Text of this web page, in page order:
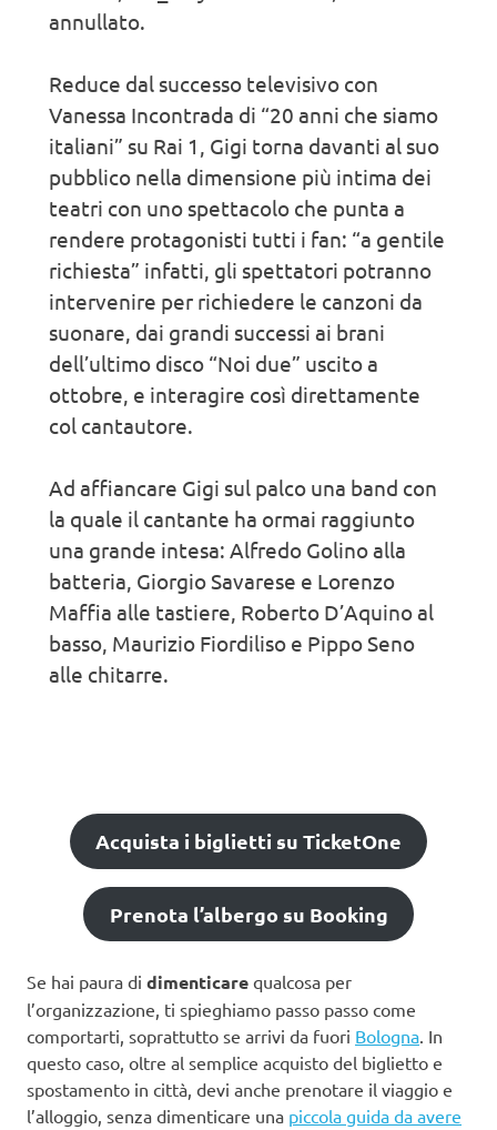
annullato.
Reduce dal successo televisivo con
Vanessa Incontrada di “20 anni che siamo
italiani” su Rai 1, Gigi torna davanti al suo
pubblico nella dimensione più intima dei
teatri con uno spettacolo che punta a
rendere protagonisti tutti i fan: “a gentile
richiesta” infatti, gli spettatori potranno
intervenire per richiedere le canzoni da
suonare, dai grandi successi ai brani
dell’ultimo disco “Noi due” uscito a
ottobre, e interagire così direttamente
col cantautore.
Ad affiancare Gigi sul palco una band con
la quale il cantante ha ormai raggiunto
una grande intesa: Alfredo Golino alla
batteria, Giorgio Savarese e Lorenzo
Maffia alle tastiere, Roberto D’Aquino al
basso, Maurizio Fiordiliso e Pippo Seno
alle chitarre.
Acquista i biglietti su TicketOne
Prenota l’albergo su Booking
Se hai paura di dimenticare qualcosa per
l’organizzazione, ti spieghiamo passo passo come
comportarti, soprattutto se arrivi da fuori Bologna. In
questo caso, oltre al semplice acquisto del biglietto e
spostamento in città, devi anche prenotare il viaggio e
l’alloggio, senza dimenticare una piccola guida da avere